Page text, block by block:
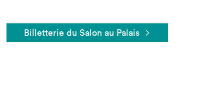
Billetterie du Salon au Palais